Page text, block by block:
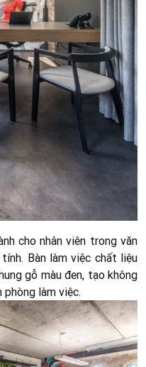
cho nhân viên trong văn
Bàn làm việc chất liệu
gỗ màu đen, tạo không
phòng làm việc.